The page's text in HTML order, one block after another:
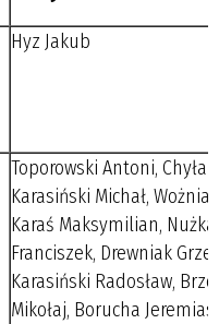
Hyz Jakub
Toporowski Antoni, Chyła
Karasiński Michał,
Karaś Maksymilian, Nużka
Franciszek, Drewniak
Karasiński Radosław,
Mikołaj, Borucha